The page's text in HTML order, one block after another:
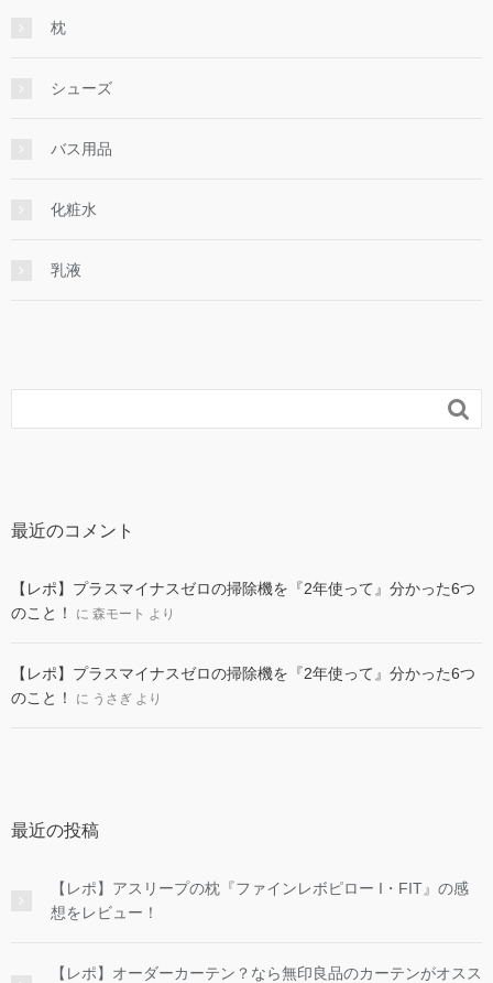
枕
シューズ
バス用品
化粧水
乳液

最近のコメント
【レポ】プラスマイナスゼロの掃除機を『2年使って』分かった6つ
のこと！
に 森モート より
【レポ】プラスマイナスゼロの掃除機を『2年使って』分かった6つ
のこと！
に うさぎ より
最近の投稿
【レポ】アスリープの枕『ファインレボピロー I・FIT』の感
想をレビュー！
【レポ】オーダーカーテン？なら無印良品のカーテンがオスス